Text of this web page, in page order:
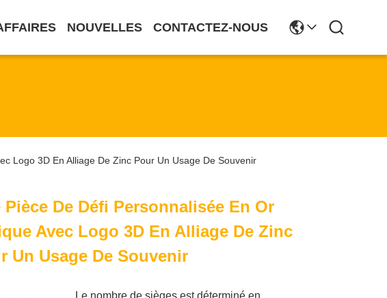
NOUVELLES CONTACTEZ-NOUS
Logo 3D En Alliage De Zinc Pour Un Usage De Souvenir
Pièce De Défi Personnalisée En Or
Avec Logo 3D En Alliage De Zinc
Un Usage De Souvenir
Le nombre de sièges est déterminé en